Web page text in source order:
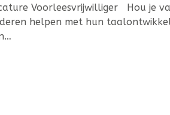
Voorleesvrijwilliger Hou je
helpen met hun